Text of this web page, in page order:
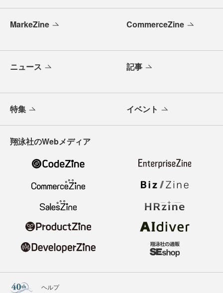
MarkeZine CommerceZine
ニュース 記事
特集 イベント
翔泳社のWebメディア
ヘルプ